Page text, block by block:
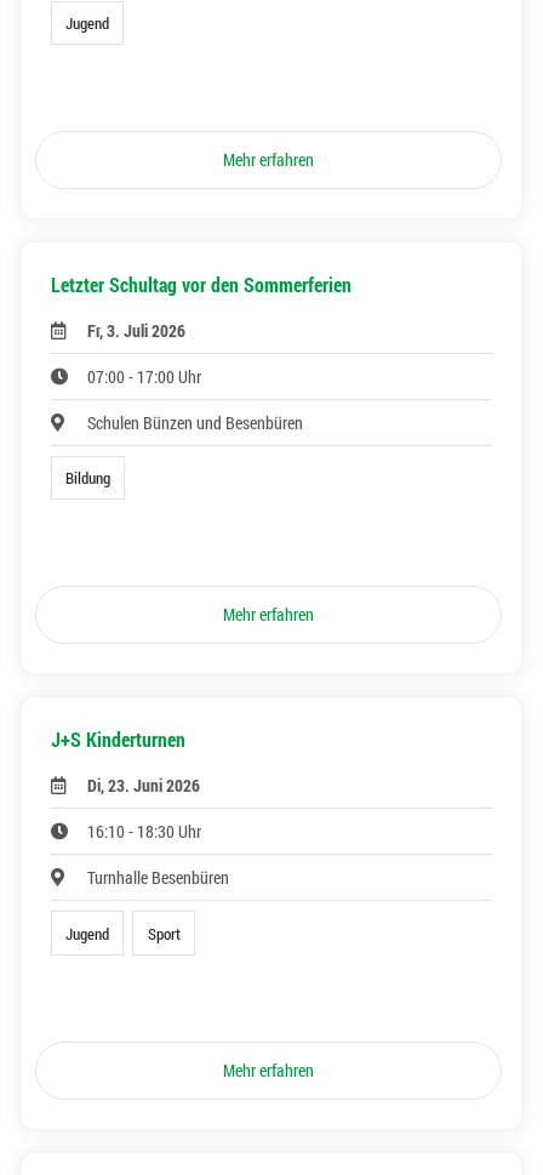
Jugend
Mehr erfahren
Letzter Schultag vor den Sommerferien
Fr, 3. Juli 2026
07:00 - 17:00 Uhr
Schulen Bünzen und Besenbüren
Bildung
Mehr erfahren
J+S Kinderturnen
Di, 23. Juni 2026
16:10 - 18:30 Uhr
Turnhalle Besenbüren
Jugend Sport
Mehr erfahren